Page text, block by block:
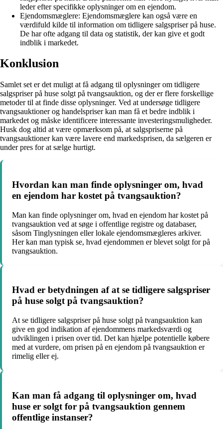
leder efter specifikke oplysninger om en ejendom.
Ejendomsmæglere: Ejendomsmæglere kan også være en
værdifuld kilde til information om tidligere salgspriser på huse.
De har ofte adgang til data og statistik, der kan give et godt
indblik i markedet.
Konklusion
Samlet set er det muligt at få adgang til oplysninger om tidligere
salgspriser på huse solgt på tvangsauktion, og der er flere forskellige
metoder til at finde disse oplysninger. Ved at undersøge tidligere
tvangsauktioner og handelspriser kan man få et bedre indblik i
markedet og måske identificere interessante investeringsmuligheder.
Husk dog altid at være opmærksom på, at salgspriserne på
tvangsauktioner kan være lavere end markedsprisen, da sælgeren er
under pres for at sælge hurtigt.
Hvordan kan man finde oplysninger om, hvad
en ejendom har kostet på tvangsauktion?
Man kan finde oplysninger om, hvad en ejendom har kostet på
tvangsauktion ved at søge i offentlige registre og databaser,
såsom Tinglysningen eller lokale ejendomsmægleres arkiver.
Her kan man typisk se, hvad ejendommen er blevet solgt for på
tvangsauktion.
Hvad er betydningen af at se tidligere salgspriser
på huse solgt på tvangsauktion?
At se tidligere salgspriser på huse solgt på tvangsauktion kan
give en god indikation af ejendommens markedsværdi og
udviklingen i prisen over tid. Det kan hjælpe potentielle købere
med at vurdere, om prisen på en ejendom på tvangsauktion er
rimelig eller ej.
Kan man få adgang til oplysninger om, hvad
huse er solgt for på tvangsauktion gennem
offentlige instanser?